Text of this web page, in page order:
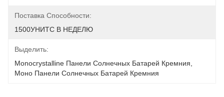
Поставка Способности:
1500УНИТС В НЕДЕЛЮ
Выделить:
Monocrystalline Панели Солнечных Батарей Кремния
Моно Панели Солнечных Батарей Кремния